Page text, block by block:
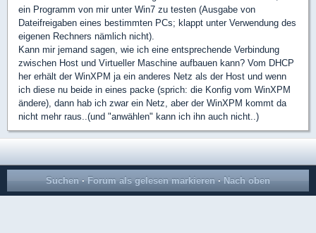
ein Programm von mir unter Win7 zu testen (Ausgabe von
Dateifreigaben eines bestimmten PCs; klappt unter Verwendung des
eigenen Rechners nämlich nicht).
Kann mir jemand sagen, wie ich eine entsprechende Verbindung
zwischen Host und Virtueller Maschine aufbauen kann? Vom DHCP
her erhält der WinXPM ja ein anderes Netz als der Host und wenn
ich diese nu beide in eines packe (sprich: die Konfig vom WinXPM
ändere), dann hab ich zwar ein Netz, aber der WinXPM kommt da
nicht mehr raus..(und "anwählen" kann ich ihn auch nicht..)
Suchen · Forum als gelesen markieren · Nach oben